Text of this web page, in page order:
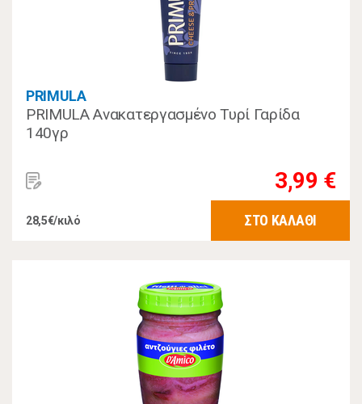
PRIMULA
PRIMULA Ανακατεργασμένο Τυρί Γαρίδα
140γρ
3,99 €
28,5€/κιλό ΣΤΟ ΚΑΛΑΘΙ